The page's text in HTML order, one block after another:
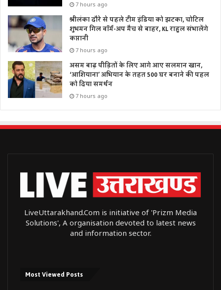
7 hours ago
श्रीलंका दौरे से पहले टीम इंडिया को झटका, चोटिल
शुभमन गिल वॉर्म-अप मैच से बाहर, KL राहुल संभालेंगे
कप्तानी
7 hours ago
असम बाढ़ पीड़ितों के लिए आगे आए सलमान खान,
‘आशियाना’ अभियान के तहत 500 घर बनाने की पहल
को दिया समर्थन
7 hours ago
LiveUttarakhand.Com is initiative of 'Prizm Media
Solutions', A organisation devoted to latest news
and information sector.
Most Viewed Posts